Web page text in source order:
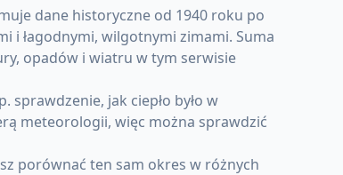
dane historyczne od 1940 roku po
i łagodnymi, wilgotnymi zimami. Suma
opadów i wiatru w tym serwisie
jak ciepło było w
meteorologii, więc można sprawdzić
porównać ten sam okres w różnych